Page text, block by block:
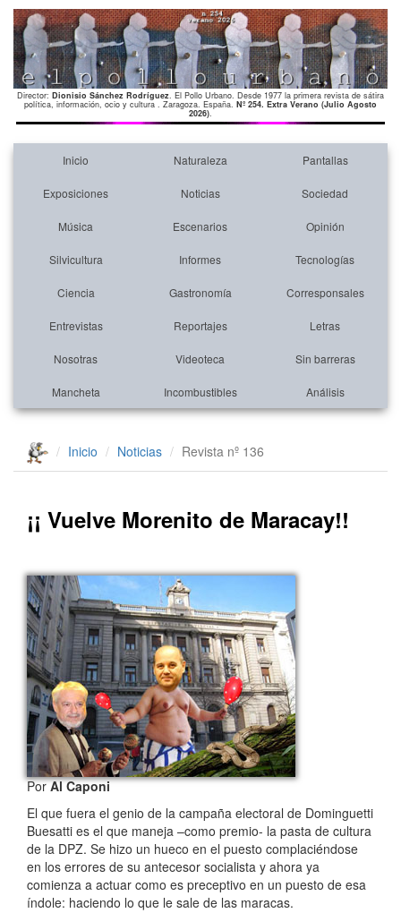
Director: Dionisio Sánchez Rodríguez. El Pollo Urbano. Desde 1977 la primera revista de sátira
política, información, ocio y cultura . Zaragoza. España. Nº 254. Extra Verano (Julio Agosto
2026).
Inicio Naturaleza Pantallas
Exposiciones Noticias Sociedad
Música Escenarios Opinión
Silvicultura Informes Tecnologías
Ciencia Gastronomía Corresponsales
Entrevistas Reportajes Letras
Nosotras Videoteca Sin barreras
Mancheta Incombustibles Análisis
Inicio Noticias Revista nº 136
¡¡ Vuelve Morenito de Maracay!!
PorAl Caponi
El que fuera el genio de la campaña electoral de Dominguetti
Buesatti es el que maneja –como premio- la pasta de cultura
de la DPZ. Se hizo un hueco en el puesto complaciéndose
en los errores de su antecesor socialista y ahora ya
comienza a actuar como es preceptivo en un puesto de esa
índole: haciendo lo que le sale de las maracas.